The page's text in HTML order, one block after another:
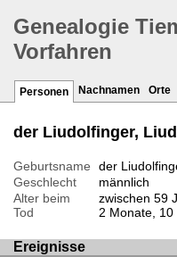
Genealogie
Vorfahren
Personen Nachnamen Orte
der Liudolfinger,
Geburtsname
der
Geschlecht
männlich
Alter beim
Tod
zwischen 59
2 Monate, 10
Ereignisse